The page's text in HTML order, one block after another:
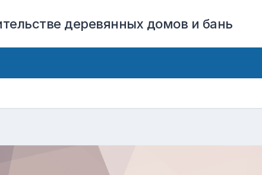
деревянных домов и бань